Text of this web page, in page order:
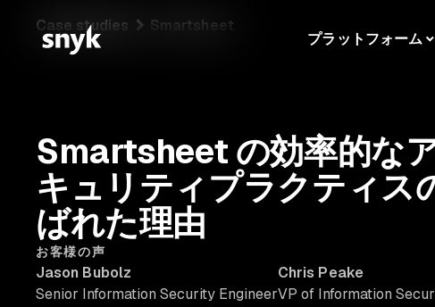
プラットフォーム
Case studies Smartsheet
Smartsheet の効率的な
キュリティプラクティス
ばれた理由
お客様の声
Jason Bubolz
Senior Information Security Engineer
Chris Peake
VP of Information